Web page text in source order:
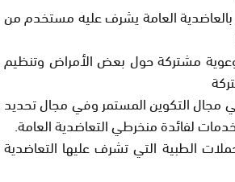
العامة يشرف عليه مستخدم من
مشتركة حول بعض الأمراض وتنظيم
مجال التكوين المستمر وفي مجال تحديد
لفائدة منخرطي التعاضدية العامة.
الطبية التي تشرف عليها التعاضدية